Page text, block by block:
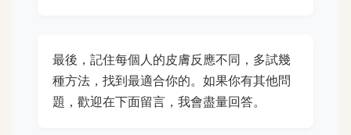
最後，記住每個人的皮膚反應不同，多試幾
種方法，找到最適合你的。如果你有其他問
題，歡迎在下面留言，我會盡量回答。